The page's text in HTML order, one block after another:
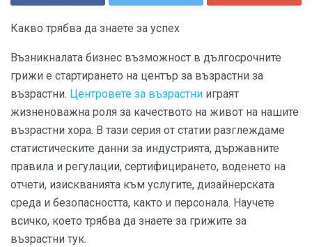
Какво трябва да знаете за успех
Възникналата бизнес възможност в дългосрочните
грижи е стартирането на център за възрастни за
възрастни. Центровете за възрастни играят
жизненоважна роля за качеството на живот на нашите
възрастни хора. В тази серия от статии разглеждаме
статистическите данни за индустрията, държавните
правила и регулации, сертифицирането, воденето на
отчети, изискванията към услугите, дизайнерската
среда и безопасността, както и персонала. Научете
всичко, което трябва да знаете за грижите за
възрастни тук.